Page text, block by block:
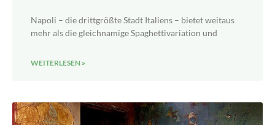
Napoli – die drittgrößte Stadt Italiens – bietet weitaus
mehr als die gleichnamige Spaghettivariation und
WEITERLESEN »